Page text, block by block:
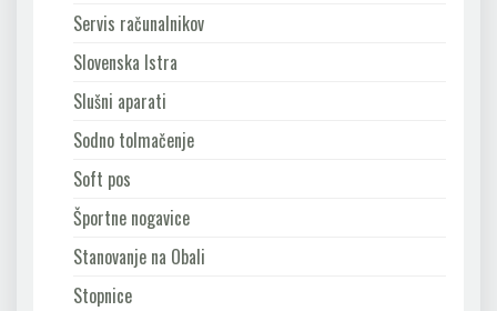
Servis računalnikov
Slovenska Istra
Slušni aparati
Sodno tolmačenje
Soft pos
Športne nogavice
Stanovanje na Obali
Stopnice